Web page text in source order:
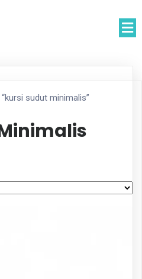
sudut minimalis”